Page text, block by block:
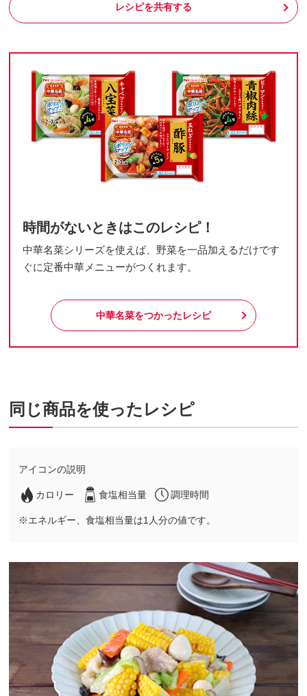
レシピを共有する
時間がないときはこのレシピ！
中華名菜シリーズを使えば、野菜を一品加えるだけです
ぐに定番中華メニューがつくれます。
中華名菜をつかったレシピ
同じ商品を使ったレシピ
アイコンの説明
カロリー 食塩相当量 調理時間
※エネルギー、食塩相当量は1人分の値です。